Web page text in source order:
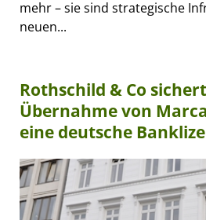
mehr – sie sind strategische
neuen...
Rothschild & Co
Übernahme von
eine deutsche